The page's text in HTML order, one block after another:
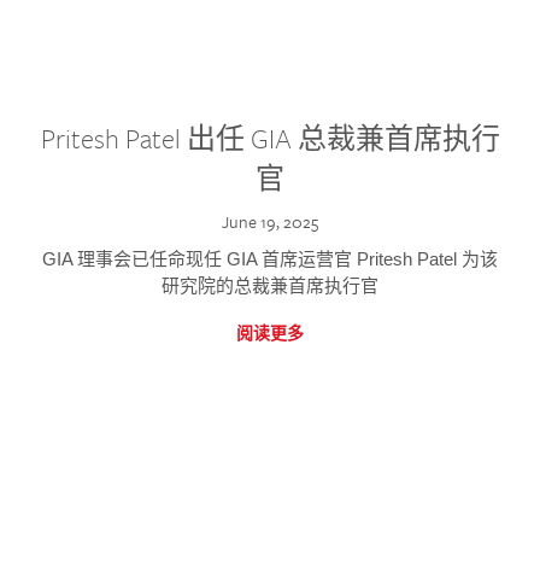
Pritesh Patel 出任 GIA 总裁兼首席执行
官
June 19, 2025
GIA 理事会已任命现任 GIA 首席运营官 Pritesh Patel 为该
研究院的总裁兼首席执行官
阅读更多